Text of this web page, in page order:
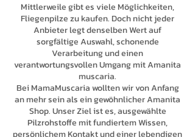
Mittlerweile gibt es viele Möglichkeiten,
Fliegenpilze zu kaufen. Doch nicht jeder
Anbieter legt denselben Wert auf
sorgfältige Auswahl, schonende
Verarbeitung und einen
verantwortungsvollen Umgang mit Amanita
muscaria.
Bei MamaMuscaria wollten wir von Anfang
an mehr sein als ein gewöhnlicher Amanita
Shop. Unser Ziel ist es, ausgewählte
Pilzrohstoffe mit fundiertem Wissen,